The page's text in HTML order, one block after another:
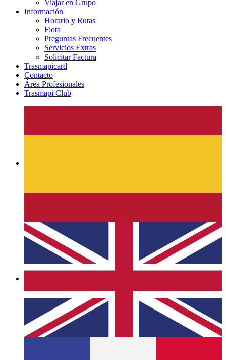
Viajar en Grupo
Información
Horario y Rutas
Flota
Preguntas Frecuentes
Servicios Extras
Solicitar Factura
Trasmapicard
Contacto
Área Profesionales
Trasmapi Club